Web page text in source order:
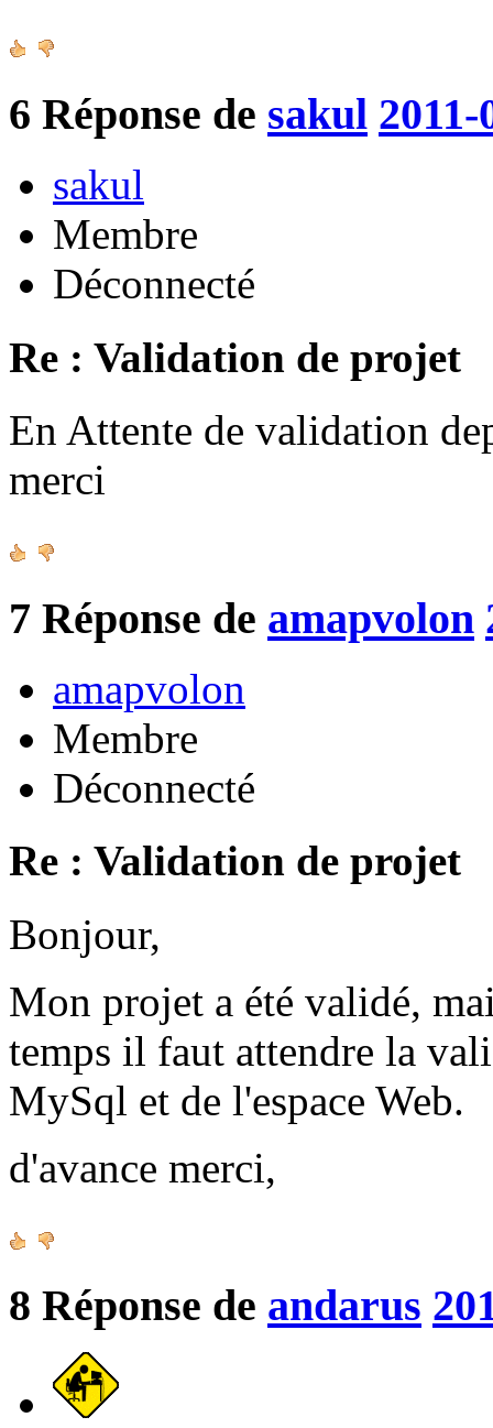
6 Réponse de sakul
sakul
Membre
Déconnecté
Re : Validation de projet
En Attente de validation
merci
7 Réponse de amapvolon
amapvolon
Membre
Déconnecté
Re : Validation de projet
Bonjour,
Mon projet a été validé,
temps il faut attendre la
MySql et de l'espace Web.
d'avance merci,
8 Réponse de andarus